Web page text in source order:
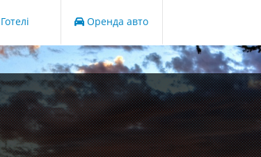
Готелі Оренда авто